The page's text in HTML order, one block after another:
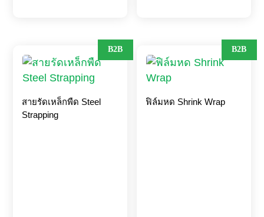
B2B
สายรัดเหล็กพืด Steel
Strapping
B2B
ฟิล์มหด Shrink Wrap